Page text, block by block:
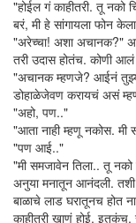
"होईल गं काहीतरी. तू नको
बरं, मी हे सांगायला फोन
"अरेच्चा! अशा अचानक?"
तरी उदास होतंच. कोणी
"अचानक म्हणजे? आईनं
डोहाळेजेवण करायचं असं
"अहो, पण.."
"आता नाही म्हणू नकोस.
"पण आई.."
"मी समजावेन तिला.. तू
अनुया मनातून आनंदली.
बाळाचे लाड घरातूनच होत
काहीतरी खाणं होई, इतकंच.